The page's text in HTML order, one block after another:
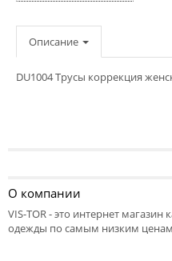
Описание
DU1004 Трусы коррекция
О компании
VIS-TOR - это интернет
одежды по самым низким